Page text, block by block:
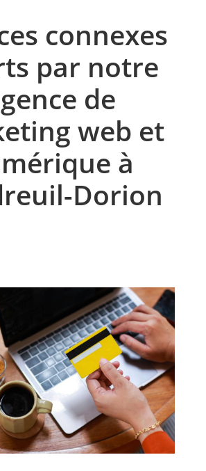
connexes
par notre
de
web et
à
Dorion